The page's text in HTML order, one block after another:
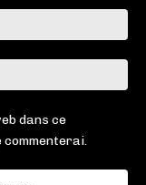
:*
:
dans ce